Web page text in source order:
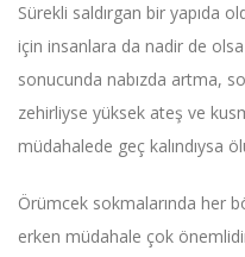
Sürekli saldırgan bir yapıda
için insanlara da nadir de
sonucunda nabızda artma,
zehirliyse yüksek ateş ve
müdahalede geç kalındıysa
Örümcek sokmalarında her
erken müdahale çok